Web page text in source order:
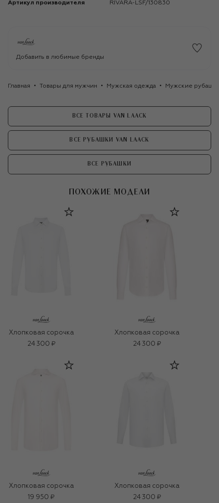
Артикул производителя RIVARA-LSF/130830
Добавить в любимые бренды
Главная Товары для мужчин Мужская одежда Мужские
ВСЕ ТОВАРЫ VAN LAACK
ВСЕ РУБАШКИ VAN LAACK
ВСЕ РУБАШКИ
ПОХОЖИЕ МОДЕЛИ
Хлопковая сорочка
24 300 ₽
Хлопковая сорочка
24 300 ₽
Хлопковая сорочка
19 950 ₽
Хлопковая сорочка
24 300 ₽